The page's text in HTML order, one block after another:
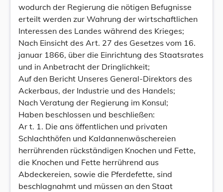
wodurch der Regierung die nötigen Befugnisse
erteilt werden zur Wahrung der wirtschaftlichen
Interessen des Landes während des Krieges;
Nach Einsicht des Art. 27 des Gesetzes vom 16.
januar 1866, über die Einrichtung des Staatsrates
und in Anbetracht der Dringlichkeit;
Auf den Bericht Unseres General-Direktors des
Ackerbaus, der Industrie und des Handels;
Nach Veratung der Regierung im Konsul;
Haben beschlossen und beschließen:
Ar t. 1. Die ans öffentlichen und privaten
Schlachthöfen und Kaldannenwäschereien
herrührenden rückständigen Knochen und Fette,
die Knochen und Fette herrührend aus
Abdeckereien, sowie die Pferdefette, sind
beschlagnahmt und müssen an den Staat